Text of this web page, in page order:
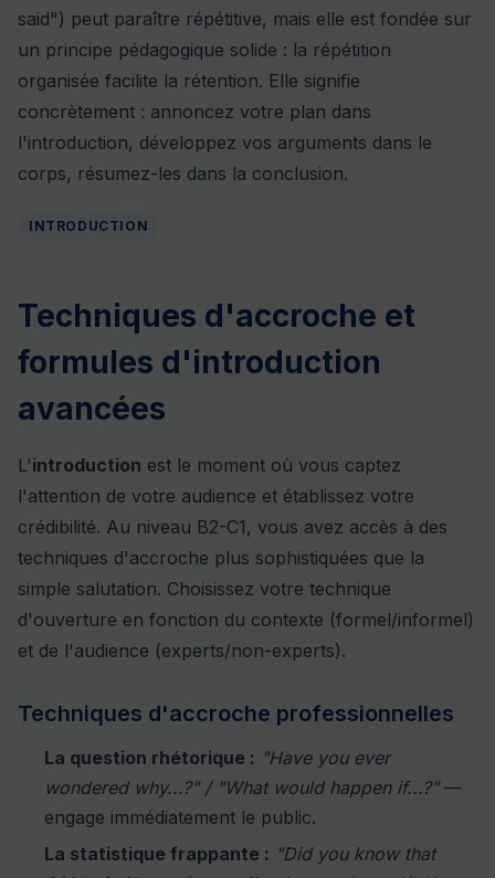
said") peut paraître répétitive, mais elle est fondée sur
un principe pédagogique solide : la répétition
organisée facilite la rétention. Elle signifie
concrètement : annoncez votre plan dans
l'introduction, développez vos arguments dans le
corps, résumez-les dans la conclusion.
INTRODUCTION
Techniques d'accroche et
formules d'introduction
avancées
L'introduction est le moment où vous captez
l'attention de votre audience et établissez votre
crédibilité. Au niveau B2-C1, vous avez accès à des
techniques d'accroche plus sophistiquées que la
simple salutation. Choisissez votre technique
d'ouverture en fonction du contexte (formel/informel)
et de l'audience (experts/non-experts).
Techniques d'accroche professionnelles
La question rhétorique : "Have you ever
wondered why...?" / "What would happen if...?"—
engage immédiatement le public.
La statistique frappante : "Did you know that